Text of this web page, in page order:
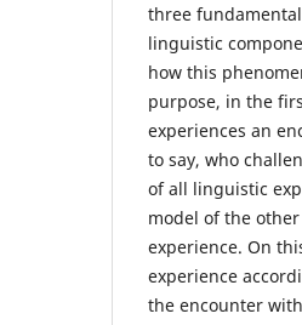
three
linguistic
how this
purpose, in the
experiences an
to say, who
of all linguistic
model of the
experience. On
experience
the encounter with